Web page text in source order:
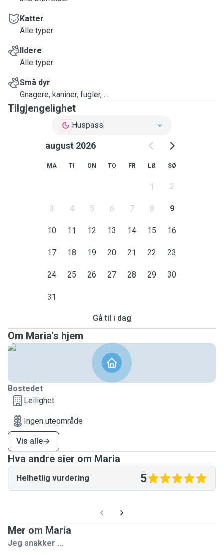
Katter
Alle typer
Ildere
Alle typer
Små dyr
Gnagere, kaniner, fugler, ...
Tilgjengelighet
Huspass
august 2026
MA TI ON TO FR LØ SØ
1 2
3 4 5 6 7 8 9
10 11 12 13 14 15 16
17 18 19 20 21 22 23
24 25 26 27 28 29 30
31
Gå til i dag
Om Maria's hjem
Bostedet
Leilighet
Ingen uteområde
Vis alle
Hva andre sier om Maria
Helhetlig vurdering 5
Mer om Maria
Jeg snakker ...